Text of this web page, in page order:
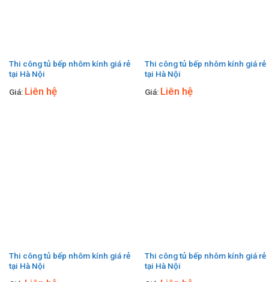
Thi công tủ bếp nhôm kính giá rẻ
tại Hà Nội
Giá: Liên hệ
Thi công tủ bếp nhôm kính giá rẻ
tại Hà Nội
Giá: Liên hệ
Thi công tủ bếp nhôm kính giá rẻ
tại Hà Nội
Thi công tủ bếp nhôm kính giá rẻ
tại Hà Nội